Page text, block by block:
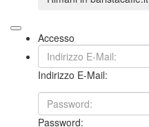
Accesso
Indirizzo E-Mail:
Password: